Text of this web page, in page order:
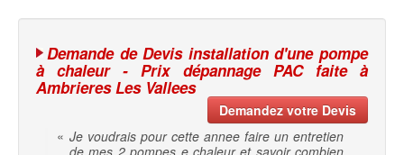
Demande de Devis installation d'une pompe
à chaleur - Prix dépannage PAC faite à
Ambrieres Les Vallees
Demandez votre Devis
« Je voudrais pour cette annee faire un entretien